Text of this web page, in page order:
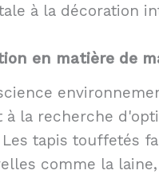
à la décoration
en matière de
à la recherche
tapis touffetés
comme la